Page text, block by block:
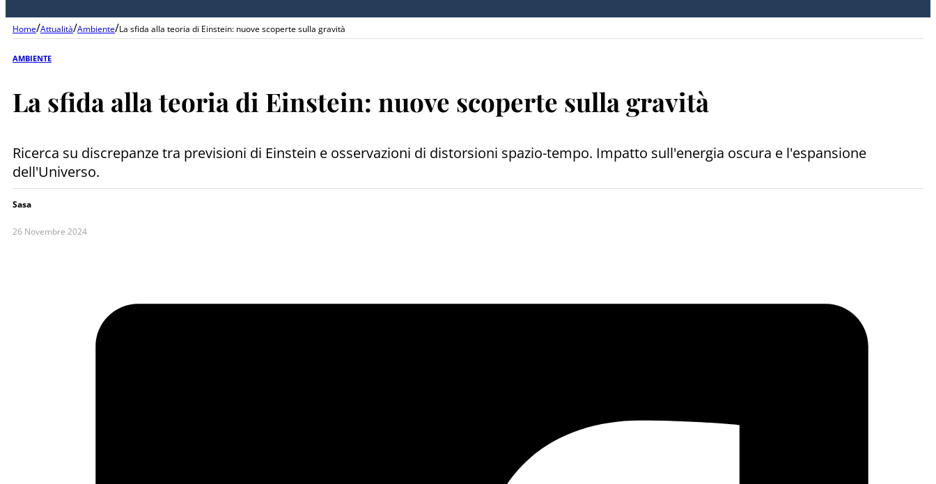
Home/Attualità/Ambiente/La sfida alla teoria di Einstein: nuove scoperte sulla gravità
AMBIENTE
La sfida alla teoria di Einstein: nuove scoperte sulla gravità
Ricerca su discrepanze tra previsioni di Einstein e osservazioni di distorsioni spazio-tempo. Impatto sull'energia oscura e l'espansione
dell'Universo.
Sasa
26 Novembre 2024